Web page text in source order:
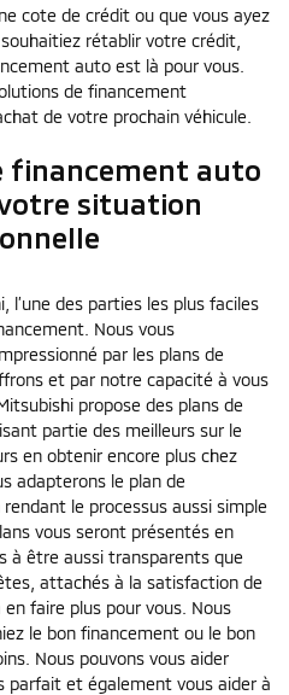
cote de crédit ou que vous ayez
rétablir votre crédit,
auto est là pour vous.
de financement
de votre prochain véhicule.
financement auto
situation
l’une des parties les plus faciles
Nous vous
par les plans de
et par notre capacité à vous
propose des plans de
partie des meilleurs sur le
en obtenir encore plus chez
adapterons le plan de
le processus aussi simple
vous seront présentés en
à être aussi transparents que
attachés à la satisfaction de
faire plus pour vous. Nous
le bon financement ou le bon
Nous pouvons vous aider
parfait et également vous aider à